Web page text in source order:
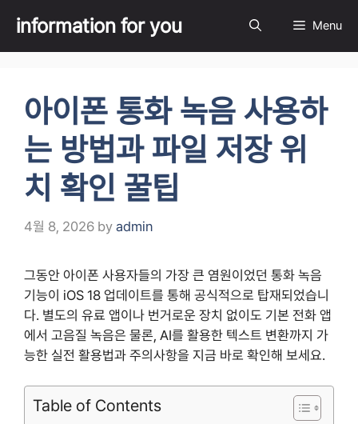
content
information for you Menu
아이폰 통화 녹음 사용하
는 방법과 파일 저장 위
치 확인 꿀팁
4월 8, 2026 by admin
그동안 아이폰 사용자들의 가장 큰 염원이었던 통화 녹음
기능이 iOS 18 업데이트를 통해 공식적으로 탑재되었습니
다. 별도의 유료 앱이나 번거로운 장치 없이도 기본 전화 앱
에서 고음질 녹음은 물론, AI를 활용한 텍스트 변환까지 가
능한 실전 활용법과 주의사항을 지금 바로 확인해 보세요.
Table of Contents